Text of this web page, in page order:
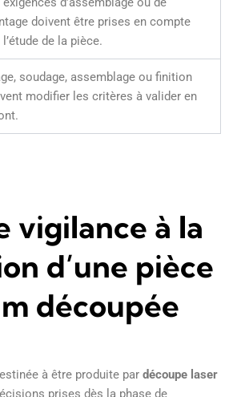
doivent être prises en compte
de la pièce.
soudage, assemblage ou finition
modifier les critères à valider en
vigilance à la
d’une pièce
découpée
à être produite par découpe laser
prises dès la phase de